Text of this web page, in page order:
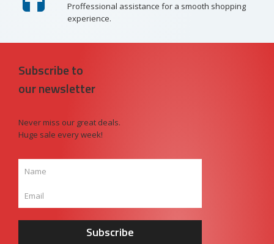
Proffessional assistance for a smooth shopping
experience.
Subscribe to
our newsletter
Never miss our great deals.
Huge sale every week!
Subscribe